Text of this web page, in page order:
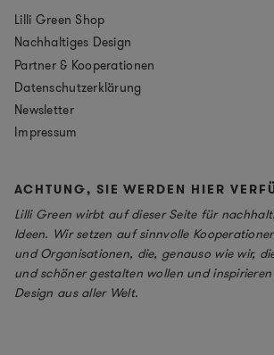
Lilli Green Shop
Nachhaltiges Design
Partner & Kooperationen
Datenschutzerklärung
Newsletter
Impressum
ACHTUNG, SIE WERDEN HIER
Lilli Green wirbt auf dieser Seite für
Ideen. Wir setzen auf sinnvolle
und Organisationen, die, genauso wie wir,
und schöner gestalten wollen und
Design aus aller Welt.